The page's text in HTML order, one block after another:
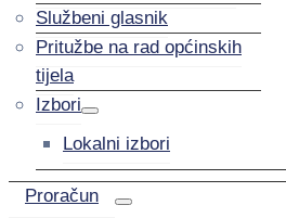
Službeni glasnik
Pritužbe na rad općinskih
tijela
Izbori
Lokalni izbori
Proračun